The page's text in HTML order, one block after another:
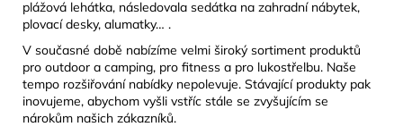
plážová lehátka, následovala sedátka na zahradní nábytek,
plovací desky, alumatky… .
V současné době nabízíme velmi široký sortiment produktů
pro outdoor a camping, pro fitness a pro lukostřelbu. Naše
tempo rozšiřování nabídky nepolevuje. Stávající produkty pak
inovujeme, abychom vyšli vstříc stále se zvyšujícím se
nárokům našich zákazníků.